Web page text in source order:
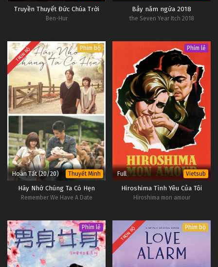
Truyền Thuyết Đức Chúa Trời
Ben-Hur
Bảy năm ngứa 2018
the Seven Year Itch 2018
TRỌN BỘ Phim bộ
Hoàn Tất (20/20) Thuyết Minh
Hãy Nhớ Chúng Ta Có Hẹn
Remember We Have A Date
Phim lẻ
Full Vietsub
Hiroshima Tình Yêu Của Tôi
Hiroshima mon amour
Phim lẻ TRỌN BỘ Phim bộ